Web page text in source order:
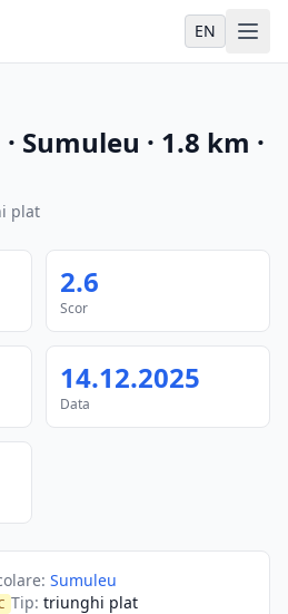
EN
· Sumuleu · 1.8 km ·
plat
2.6
Scor
14.12.2025
Data
: Sumuleu
Tip: triunghi plat